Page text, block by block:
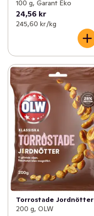
100 g, Garant Eko
24,56 kr
245,60 kr /kg
Torrostade Jordnötter
200 g, OLW